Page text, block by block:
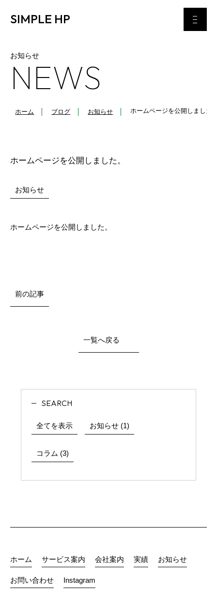
SIMPLE HP
お知らせ
NEWS
ホーム ブログ お知らせ ホームページを公開しました
ホームページを公開しました。
お知らせ
ホームページを公開しました。
前の記事
一覧へ戻る
SEARCH
全てを表示 お知らせ (1)
コラム (3)
ホーム サービス案内 会社案内 実績 お知らせ
お問い合わせ Instagram